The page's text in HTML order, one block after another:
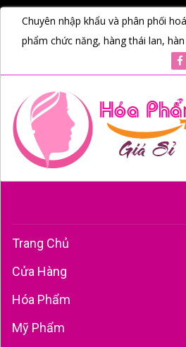
Chuyên nhập khẩu và phân phối
phẩm chức năng, hàng thái lan,
Trang Chủ
Cửa Hàng
Hóa Phẩm
Mỹ Phẩm